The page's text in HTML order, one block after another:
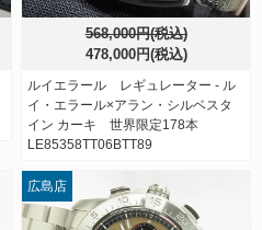
568,000円(税込)
478,000円(税込)
ルイエラール レギュレーター - ル
イ・エラール×アラン・シルベスタ
イン カーキ 世界限定178本
LE85358TT06BTT89
広島店